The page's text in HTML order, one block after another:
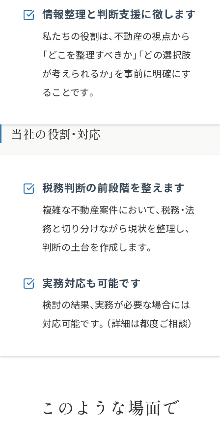
情報整理と判断支援に徹します
私たちの役割は、不動産の視点から
「どこを整理すべきか」「どの選択肢
が考えられるか」を事前に明確にす
ることです。
当社の役割・対応
税務判断の前段階を整えます
複雑な不動産案件において、税務・法
務と切り分けながら現状を整理し、
判断の土台を作成します。
実務対応も可能です
検討の結果、実務が必要な場合には
対応可能です。（詳細は都度ご相談）
このような場面で